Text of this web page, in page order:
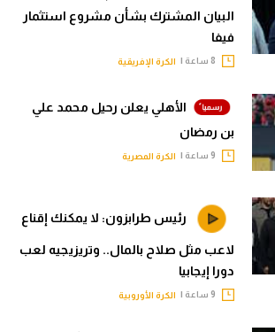
البيان المشترك بشأن مشروع استثمار
فيفا
الكرة الإفريقية
الأهلي يعلن رحيل محمد علي
بن رمضان
الكرة المصرية
رئيس طرابزون: لا يمكنك إقناع
لاعب مثل صلاح بالمال.. وتريزيجيه لعب
دورا إيجابيا
الكرة الأوروبية